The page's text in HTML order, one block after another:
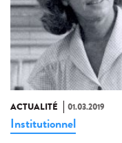
ACTUALITÉ 01.03.2019
Institutionnel